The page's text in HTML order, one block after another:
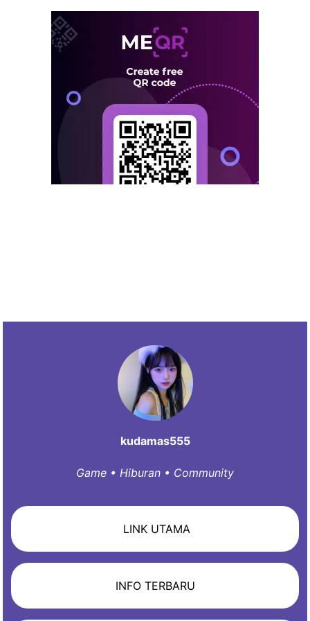
kudamas555
Game • Hiburan • Community
LINK UTAMA
INFO TERBARU